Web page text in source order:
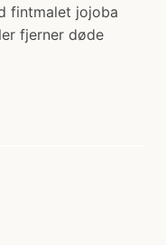
fintmalet jojoba
fjerner døde